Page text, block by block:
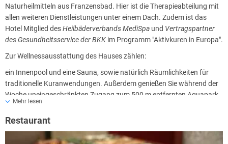
Naturheilmitteln aus Franzensbad. Hier ist die Therapieabteilung mit
allen weiteren Dienstleistungen unter einem Dach. Zudem ist das
Hotel Mitglied desHeilbäderverbands MediSpa und Vertragspartner
des Gesundheitsservice der BKK im Programm "Aktivkuren in Europa".
Zur Wellnessausstattung des Hauses zählen:
ein Innenpool und eine Sauna, sowie natürlich Räumlichkeiten für
traditionelle Kuranwendungen. Außerdem genießen Sie während der
Woche uneingeschränkten Zugang zum 500 m entfernten Aquapark
Aquaforum.
Bitte beachten Sie, dass ein Großteil der zubuchbaren Kur- und
Wellnessbehandlungen nur in Kombination mit einer ärztlichen
Mehr lesen
Restaurant